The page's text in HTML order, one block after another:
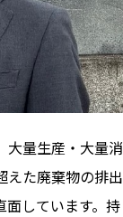
大量生産・大量消
えた廃棄物の排出
面しています。持